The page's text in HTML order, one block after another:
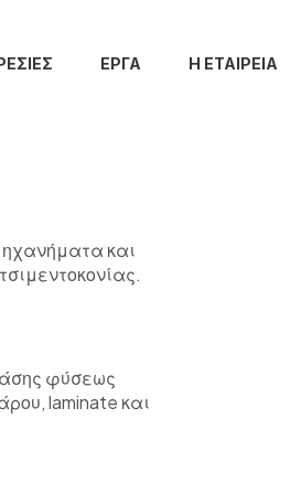
ΈΡΓΑ Η ΕΤΑΙΡΕΊΑ
και
φύσεως
laminate και